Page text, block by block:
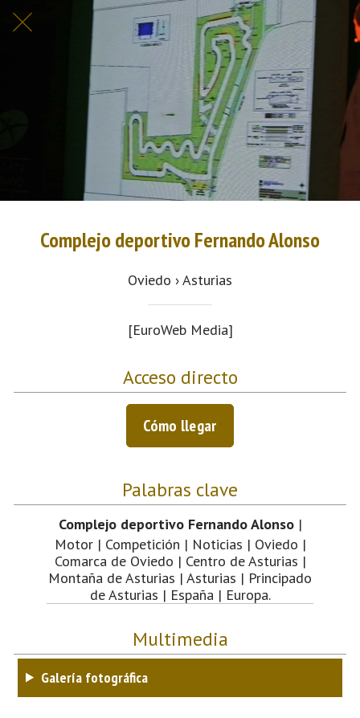
Complejo deportivo Fernando Alonso
Oviedo › Asturias
[EuroWeb Media]
Acceso directo
Cómo llegar
Palabras clave
Complejo deportivo Fernando Alonso|
Motor | Competición | Noticias | Oviedo |
Comarca de Oviedo | Centro de Asturias |
Montaña de Asturias | Asturias | Principado
de Asturias | España | Europa.
Multimedia
Galería fotográfica